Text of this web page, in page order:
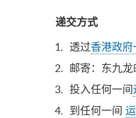
递交方式
透过香港政
邮寄：东九龙
投入任何一间
到任何一间